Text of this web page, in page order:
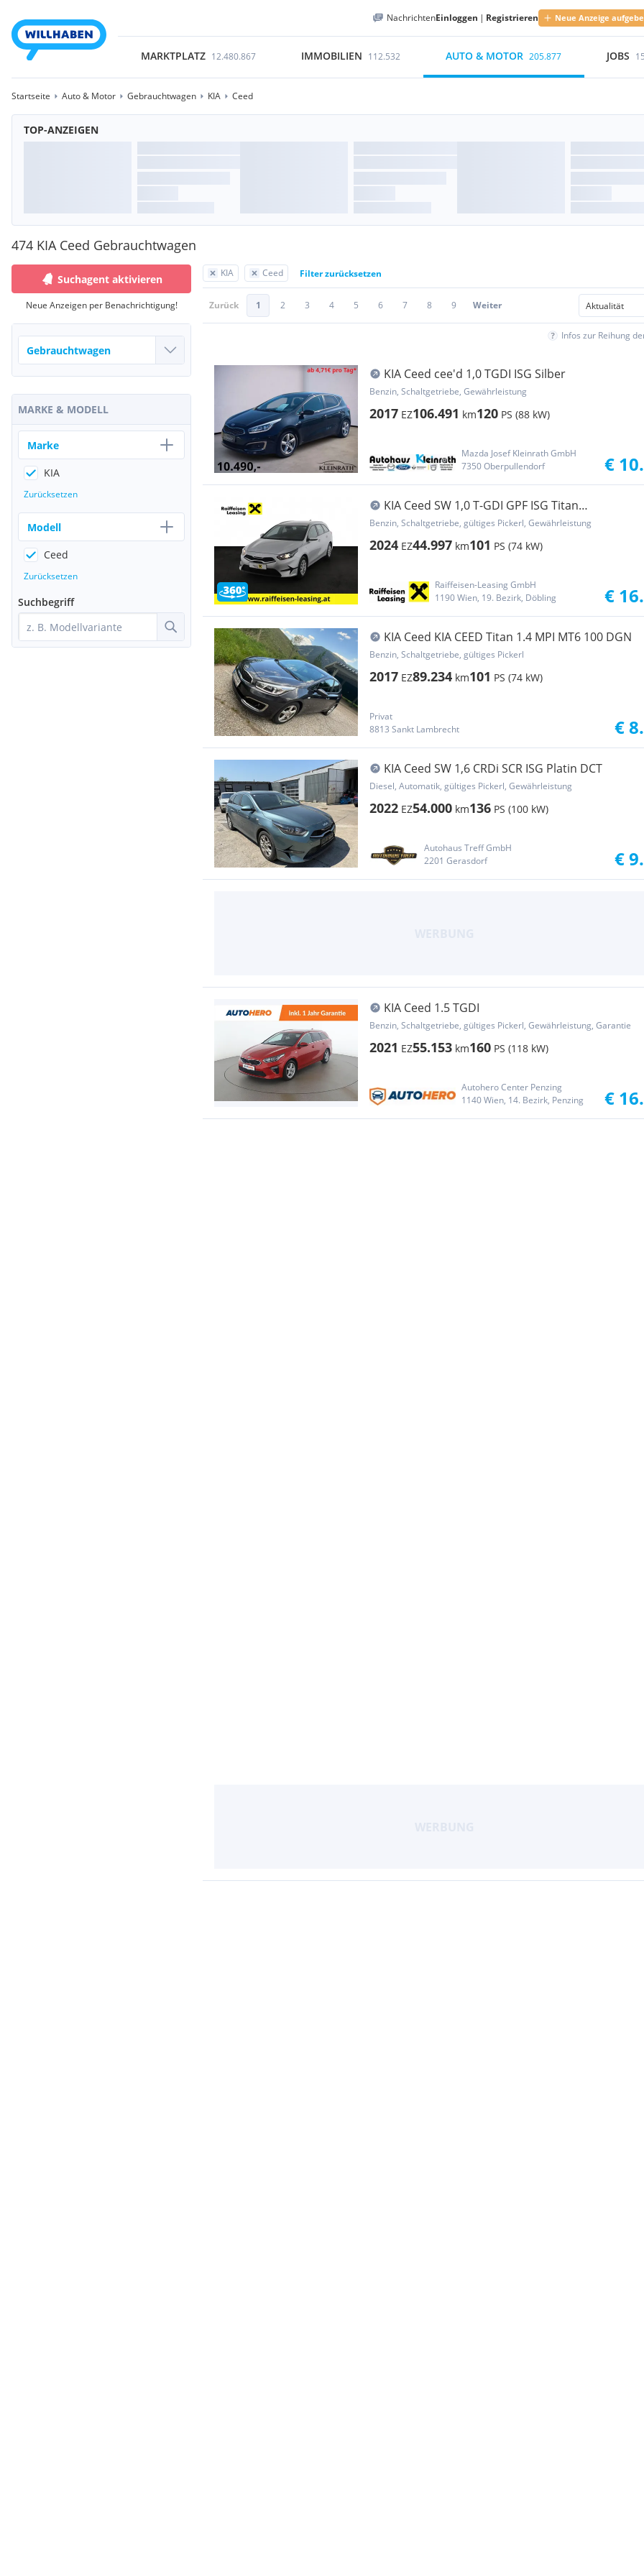
NachrichtenEinloggen | Registrieren Neue Anzeige
MARKTPLATZ 12.480.867 IMMOBILIEN 112.532 AUTO & MOTOR 205.877 JOBS
Startseite Auto & Motor Gebrauchtwagen KIA Ceed
TOP-ANZEIGEN
474 KIA Ceed Gebrauchtwagen
KIA Ceed Filter zurücksetzen
Zurück 1 2 3 4 5 6 7 8 9 Weiter
Infos zur Reihung
KIA Ceed cee'd 1,0 TGDI ISG Silber
Benzin, Schaltgetriebe, Gewährleistung
2017 EZ106.491 km120 PS (88 kW)
Mazda Josef Kleinrath GmbH
7350 Oberpullendorf
€
KIA Ceed SW 1,0 T-GDI GPF ISG Titan
WERKSGARANTIE
Benzin, Schaltgetriebe, gültiges Pickerl, Gewährleistung
2024 EZ44.997 km101 PS (74 kW)
Raiffeisen-Leasing GmbH
1190 Wien, 19. Bezirk, Döbling
€
KIA Ceed KIA CEED Titan 1.4 MPI MT6 100 DGN
Benzin, Schaltgetriebe, gültiges Pickerl
2017 EZ89.234 km101 PS (74 kW)
Privat
8813 Sankt Lambrecht
€
KIA Ceed SW 1,6 CRDi SCR ISG Platin DCT
Diesel, Automatik, gültiges Pickerl, Gewährleistung
2022 EZ54.000 km136 PS (100 kW)
Autohaus Treff GmbH
2201 Gerasdorf
€
KIA Ceed 1.5 TGDI
Benzin, Schaltgetriebe, gültiges Pickerl, Gewährleistung, Garantie
2021 EZ55.153 km160 PS (118 kW)
Autohero Center Penzing
1140 Wien, 14. Bezirk, Penzing
€
Suchagent aktivieren
Neue Anzeigen per Benachrichtigung!
MARKE & MODELL
Marke
KIA
Zurücksetzen
Modell
Ceed
Zurücksetzen
Suchbegriff